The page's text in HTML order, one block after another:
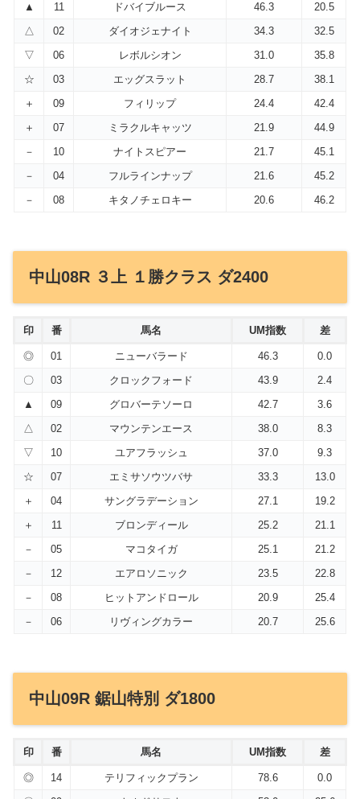
▲
11 ドバイブルース 46.3
20.5
△
02 ダイオジェナイト 34.3
32.5
▽
06 レボルシオン 31.0
35.8
☆
03 エッグスラット 28.7
38.1
＋
09 フィリップ 24.4
42.4
＋
07 ミラクルキャッツ 21.9
44.9
－
10 ナイトスピアー 21.7
45.1
－
04 フルラインナップ 21.6
45.2
－
08 キタノチェロキー 20.6 46.2
中山08R ３上 １勝クラス ダ2400
印 番 馬名 UM指数 差
◎ 01 ニューバラード 46.3
0.0
〇
03 クロックフォード 43.9
2.4
▲
09 グロバーテソーロ 42.7
3.6
△
02 マウンテンエース 38.0
8.3
▽
10 ユアフラッシュ 37.0
9.3
☆
07 エミサソウツバサ 33.3
13.0
＋
04 サングラデーション 27.1
19.2
＋
11 ブロンディール 25.2
21.1
－
05 マコタイガ 25.1
21.2
－
12 エアロソニック 23.5
22.8
－
08 ヒットアンドロール 20.9
25.4
－
06 リヴィングカラー 20.7 25.6
中山09R 鋸山特別 ダ1800
印 番 馬名 UM指数 差
◎ 14 テリフィックプラン 78.6
0.0